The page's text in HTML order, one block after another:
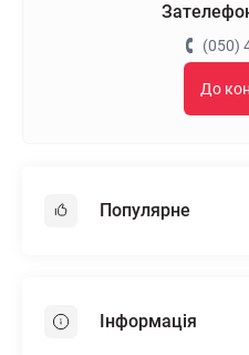
(050)
До
Популярне
Пінопласт
Інформація